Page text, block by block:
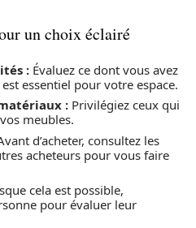
un choix éclairé
: Évaluez ce dont vous avez
essentiel pour votre espace.
: Privilégiez ceux qui
meubles.
d’acheter, consultez les
acheteurs pour vous faire
cela est possible,
pour évaluer leur